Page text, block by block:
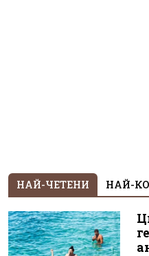
НАЙ-ЧЕТЕНИ НАЙ-